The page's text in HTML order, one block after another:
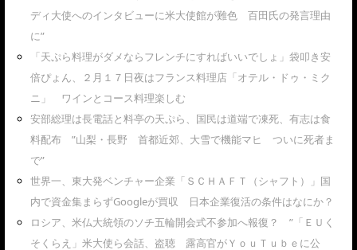
ディ大使へのインタビューに米大使館が難色 百田氏の発言理由
に”
「天ぷら料理がダメならフレンチにすればいいでしょ」袋叩き安
倍ぴょん、２月１７日夜はフランス料理店「オテル・ドゥ・ミク
ニ」 ワインとコース料理楽しむ
安部総理は長電話と料亭の天ぷら、国民は道端で凍死、有志は食
料配布 ”山梨・長野 首都近郊、大雪で機能マヒ ついに死者ま
で”
世界一、東大発ベンチャー企業「ＳＣＨＡＦＴ（シャフト）」国
内で資金集まらずGoogleが買収 日本企業復活の条件はなにか？
ロシア、米仏大統領のソチ五輪開会式不参加へ報復？ ”「ＥＵく
そくらえ」米大使ら会話、盗聴 露高官がＹｏｕＴｕｂｅに公